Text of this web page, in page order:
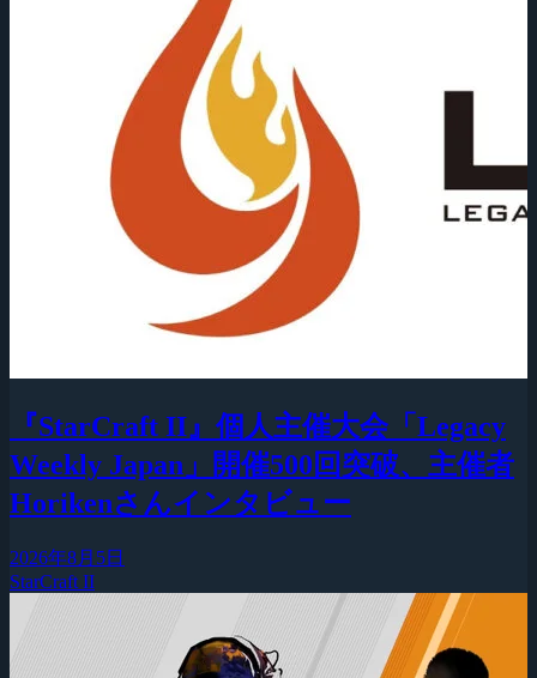
『StarCraft II』個人主催大会「Legacy
Weekly Japan」開催500回突破、主催者
Horikenさんインタビュー
2026年8月5日
StarCraft II